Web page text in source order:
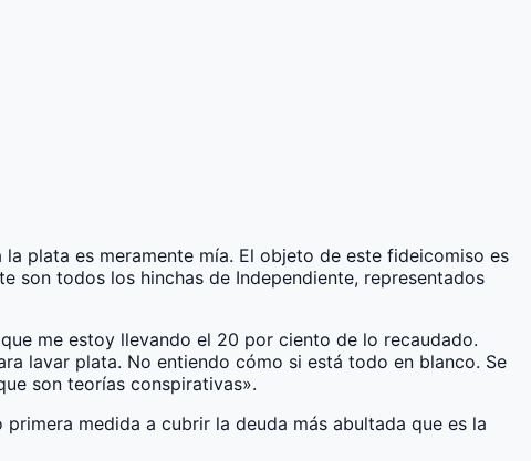
plata es meramente mía. El objeto de este fideicomiso es
son todos los hinchas de Independiente, representados
me estoy llevando el 20 por ciento de lo recaudado.
lavar plata. No entiendo cómo si está todo en blanco. Se
son teorías conspirativas».
medida a cubrir la deuda más abultada que es la